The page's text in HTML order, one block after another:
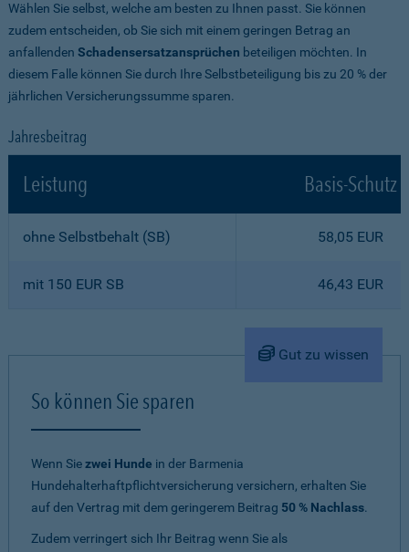
Wählen Sie selbst, welche am besten zu Ihnen passt. Sie können
zudem entscheiden, ob Sie sich mit einem geringen Betrag an
anfallenden Schadensersatzansprüchen beteiligen möchten. In
diesem Falle können Sie durch Ihre Selbstbeteiligung bis zu 20 % der
jährlichen Versicherungssumme sparen.
Jahresbeitrag
Leistung Basis-Schutz
ohne Selbstbehalt (SB) 58,05 EUR
mit 150 EUR SB 46,43 EUR
Gut zu wissen
So können Sie sparen
Wenn Siezwei Hunde in der Barmenia
Hundehalterhaftpflichtversicherung versichern, erhalten Sie
auf den Vertrag mit dem geringerem Beitrag 50 % Nachlass.
Zudem verringert sich Ihr Beitrag wenn Sie als